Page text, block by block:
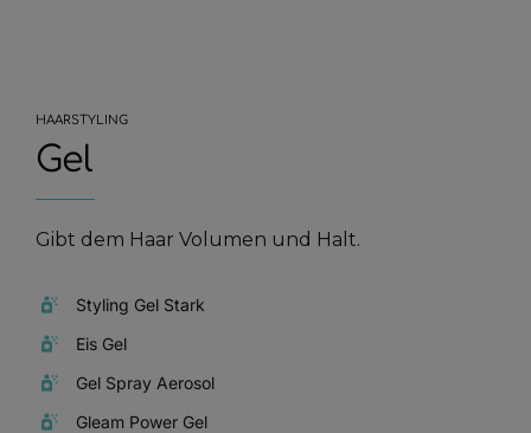
HAARSTYLING
Gel
Gibt dem Haar Volumen und Halt‭.‬
Styling Gel Stark
Eis Gel
Gel Spray Aerosol
Gleam Power Gel